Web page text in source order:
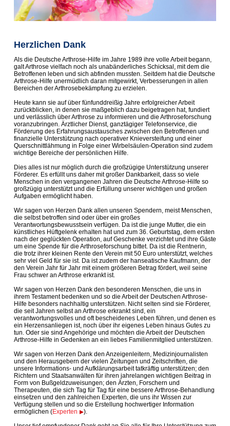
Herzlichen Dank
Als die Deutsche Arthrose-Hilfe im Jahre 1989 ihre volle Arbeit begann,
galt Arthrose vielfach noch als unabänderliches Schicksal, mit dem die
Betroffenen leben und sich abfinden mussten. Seitdem hat die Deutsche
Arthrose-Hilfe unermüdlich daran mitgewirkt, Verbesserungen in allen
Bereichen der Arthrosebekämpfung zu erzielen.
Heute kann sie auf über fünfunddreißig Jahre erfolgreicher Arbeit
zurückblicken, in denen sie maßgeblich dazu beigetragen hat, fundiert
und verlässlich über Arthrose zu informieren und die Arthroseforschung
voranzubringen. Ärztlicher Dienst, ganztägiger Telefonservice, die
Förderung des Erfahrungsaustausches zwischen den Betroffenen und
finanzielle Unterstützung nach operativer Knieversteifung und einer
Querschnittlähmung in Folge einer Wirbelsäulen-Operation sind zudem
wichtige Bereiche der persönlichen Hilfe.
Dies alles ist nur möglich durch die großzügige Unterstützung unserer
Förderer. Es erfüllt uns daher mit großer Dankbarkeit, dass so viele
Menschen in den vergangenen Jahren die Deutsche Arthrose-Hilfe so
großzügig unterstützt und die Erfüllung unserer wichtigen und großen
Aufgaben ermöglicht haben.
Wir sagen von Herzen Dank allen unseren Spendern, meist Menschen,
die selbst betroffen sind oder über ein großes
Verantwortungsbewusstsein verfügen. Da ist die junge Mutter, die ein
künstliches Hüftgelenk erhalten hat und zum 36. Geburtstag, dem ersten
nach der geglückten Operation, auf Geschenke verzichtet und ihre Gäste
um eine Spende für die Arthroseforschung bittet. Da ist die Rentnerin,
die trotz ihrer kleinen Rente den Verein mit 50 Euro unterstützt, welches
sehr viel Geld für sie ist. Da ist zudem der hanseatische Kaufmann, der
den Verein Jahr für Jahr mit einem größeren Betrag fördert, weil seine
Frau schwer an Arthrose erkrankt ist.
Wir sagen von Herzen Dank den besonderen Menschen, die uns in
ihrem Testament bedenken und so die Arbeit der Deutschen Arthrose-
Hilfe besonders nachhaltig unterstützen. Nicht selten sind sie Förderer,
die seit Jahren selbst an Arthrose erkrankt sind, ein
verantwortungsvolles und oft bescheidenes Leben führen, und denen es
ein Herzensanliegen ist, noch über ihr eigenes Leben hinaus Gutes zu
tun. Oder sie sind Angehörige und möchten die Arbeit der Deutschen
Arthrose-Hilfe in Gedenken an ein liebes Familienmitglied unterstützen.
Wir sagen von Herzen Dank den Anzeigenleitern, Medizinjournalisten
und den Herausgebern der vielen Zeitungen und Zeitschriften, die
unsere Informations- und Aufklärungsarbeit tatkräftig unterstützen; den
Richtern und Staatsanwälten für ihren jahrelangen wichtigen Beitrag in
Form von Bußgeldzuweisungen; den Ärzten, Forschern und
Therapeuten, die sich Tag für Tag für eine bessere Arthrose-Behandlung
einsetzen und den zahlreichen Experten, die uns ihr Wissen zur
Verfügung stellen und so die Erstellung hochwertiger Information
ermöglichen (Experten
).